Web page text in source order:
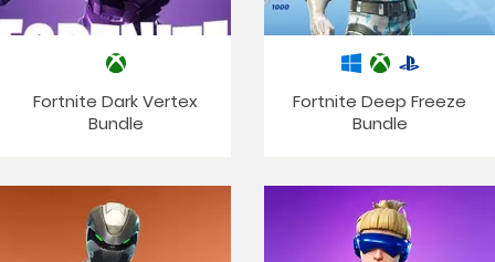
Fortnite Dark Vertex
Bundle
Fortnite Deep Freeze
Bundle